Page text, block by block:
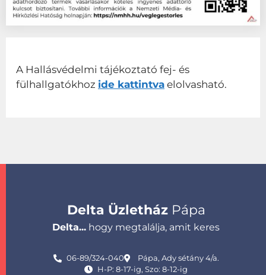
A Hallásvédelmi tájékoztató fej- és
fülhallgatókhoz ide kattintva elolvasható.
Delta ÜzletházPápa
Delta... hogy megtalálja, amit keres
06-89/324-040
Pápa, Ady sétány 4/a.
H-P: 8-17-ig, Szo: 8-12-ig